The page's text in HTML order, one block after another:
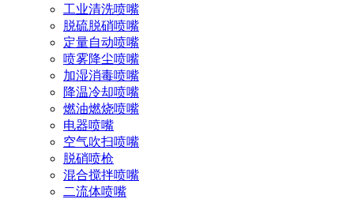
工业清洗喷嘴
脱硫脱硝喷嘴
定量自动喷嘴
喷雾降尘喷嘴
加湿消毒喷嘴
降温冷却喷嘴
燃油燃烧喷嘴
电器喷嘴
空气吹扫喷嘴
脱硝喷枪
混合搅拌喷嘴
二流体喷嘴
速清洗生物制药、生物发酵、食品饮料、
化学加工、石油化工等200+行业的反应
釜、罐体和其它容器的内壁、顶部和底部
清洗。